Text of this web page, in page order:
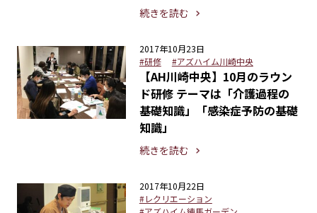
続きを読む
2017年10月23日
#研修
#アズハイム川崎中央
【AH川崎中央】10月のラウン
ド研修 テーマは「介護過程の
基礎知識」「感染症予防の基礎
知識」
続きを読む
2017年10月22日
#レクリエーション